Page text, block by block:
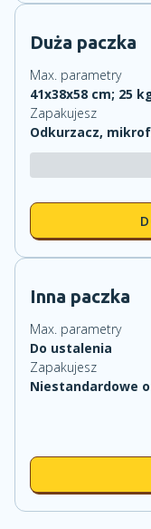
Duża paczka
Max. parametry
41x38x58 cm; 25
Zapakujesz
Odkurzacz,
Inna paczka
Max. parametry
Do ustalenia
Zapakujesz
Niestandardowe